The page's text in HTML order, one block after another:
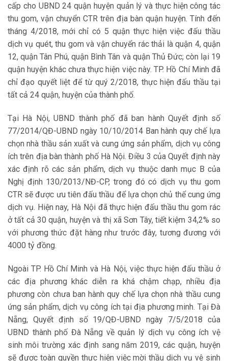
cấp cho UBND 24 quận huyện quản lý và thực hiện công tác
thu gom, vận chuyển CTR trên địa bàn quận huyện. Tính đến
tháng 4/2018, mới chỉ có 5 quận thực hiện việc đấu thầu
dịch vụ quét, thu gom và vận chuyển rác thải là quận 4, quận
12, quận Tân Phú, quận Bình Tân và quận Thủ Đức; còn lại 19
quận huyện khác chưa thực hiện việc này. TP. Hồ Chí Minh đã
chỉ đạo quyết liệt để từ quý 2/2018, thực hiện đấu thầu tại
tất cả 24 quận, huyện của thành phố.
Tại Hà Nội, UBND thành phố đã ban hành Quyết định số
77/2014/QĐ-UBND ngày 10/10/2014 Ban hành quy chế lựa
chọn nhà thầu sản xuất và cung ứng sản phẩm, dịch vụ công
ích trên địa bàn thành phố Hà Nội. Điều 3 của Quyết định này
xác định rõ các sản phẩm, dịch vụ thuộc danh mục B của
Nghị định 130/2013/NĐ-CP, trong đó có dịch vụ thu gom
CTR sẽ được ưu tiên đấu thầu để lựa chọn chủ thể cung ứng
dịch vụ. Hiện nay, Hà Nội đã thực hiện đấu thầu thu gom rác
ở tất cả 30 quận, huyện và thị xã Sơn Tây, tiết kiệm 34,2% so
với phương thức đặt hàng như trước đây, tương đương với
4000 tỷ đồng.
Ngoài TP. Hồ Chí Minh và Hà Nội, việc thực hiện đấu thầu ở
các địa phương khác diễn ra khá chậm chạp, nhiều địa
phương còn chưa ban hành quy chế lựa chọn nhà thầu cung
ứng sản phẩm, dịch vụ công ích tại địa phương minh. Tại Đà
Nẵng, Quyết định số 19/QĐ-UBND ngày 7/5/2018 của
UBND thành phố Đà Nẵng về quản lý dịch vụ công ích vệ
sinh môi trường xác định sang năm 2019, các quận, huyện
sẽ được toàn quyền thực hiện việc mời thầu dịch vụ vệ sinh